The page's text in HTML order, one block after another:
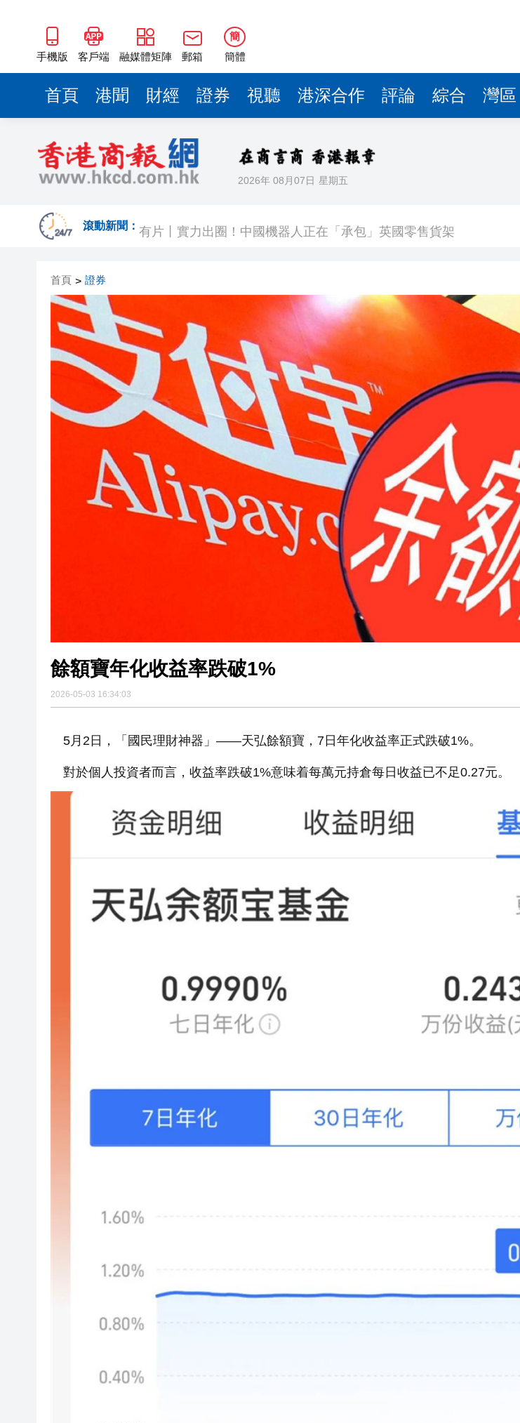
手機版 客戶端 融媒體矩陣 郵箱
簡
簡體
首頁 港聞 財經 證券 視聽 港深合作 評論 綜合 灣區
2026年 08月07日 星期五
滾動新聞： 有片丨實力出圈！中國機器人正在「承包」英國零售貨架
華僑銀行上半年純利按年增13%至41.95億坡元 中期息47坡仙
有片｜香港夜空出現罕見漁火光柱 網民：看見的人會幸運
【新股最前線】拿森科技上市首日早盤漲逾七成
有片〡霍啟剛FB「當你看見可以吃的毛筆」網民點贊：滿腹墨水
首頁 > 證券
餘額寶年化收益率跌破1%
2026-05-03 16:34:03
5月2日，「國民理財神器」——天弘餘額寶，7日年化收益率正式跌破1%。
對於個人投資者而言，收益率跌破1%意味着每萬元持倉每日收益已不足0.27元。